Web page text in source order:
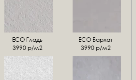
ЕСО Гладь
3990 р/м2
ECO Бархат
3990 р/м2